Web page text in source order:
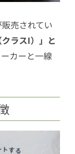
売されてい
ラスI）」と
カーと一線